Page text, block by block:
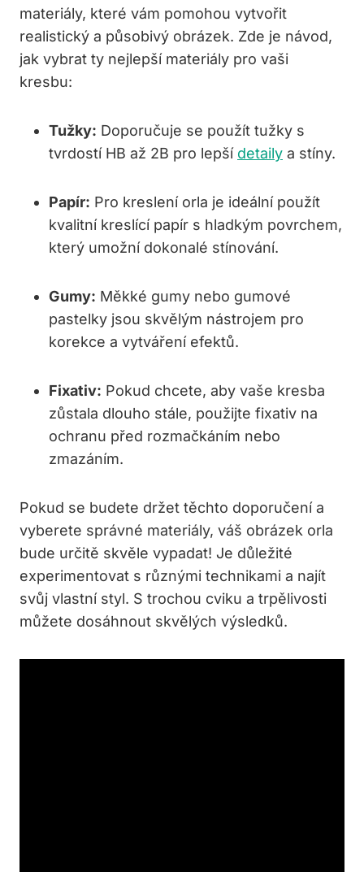
materiály, které vám pomohou vytvořit
realistický a působivý obrázek. Zde je návod,
jak vybrat ty nejlepší materiály pro vaši
kresbu:
Tužky: Doporučuje se použít tužky s
tvrdostí HB až 2B pro lepší detaily a stíny.
Papír: Pro kreslení orla je ideální použít
kvalitní kreslící papír s hladkým povrchem,
který umožní dokonalé stínování.
Gumy: Měkké gumy nebo gumové
pastelky jsou skvělým nástrojem pro
korekce a vytváření efektů.
Fixativ: Pokud chcete, aby vaše kresba
zůstala dlouho stále, použijte fixativ na
ochranu před rozmačkáním nebo
zmazáním.
Pokud se budete držet těchto doporučení a
vyberete správné materiály, váš obrázek orla
bude určitě skvěle vypadat! Je důležité
experimentovat s různými technikami a najít
svůj vlastní styl. S trochou cviku a trpělivosti
můžete dosáhnout skvělých výsledků.